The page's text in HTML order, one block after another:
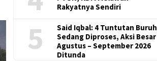
Rakyatnya Sendiri
5
Said Iqbal: 4 Tuntutan Buruh
Sedang Diproses, Aksi Besar
Agustus – September 2026
Ditunda